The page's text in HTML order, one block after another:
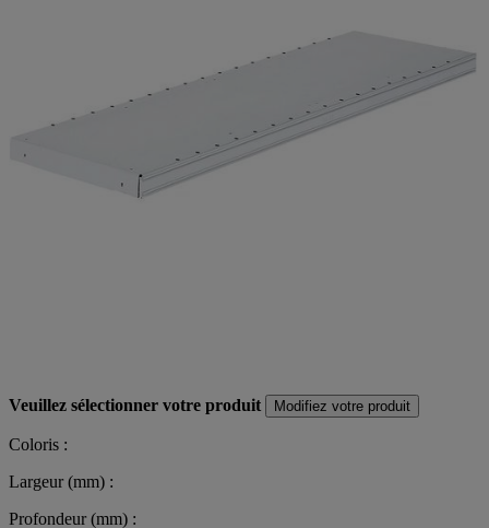
Veuillez sélectionner votre produit Modifiez votre produit
Coloris :
Largeur (mm) :
Profondeur (mm) :